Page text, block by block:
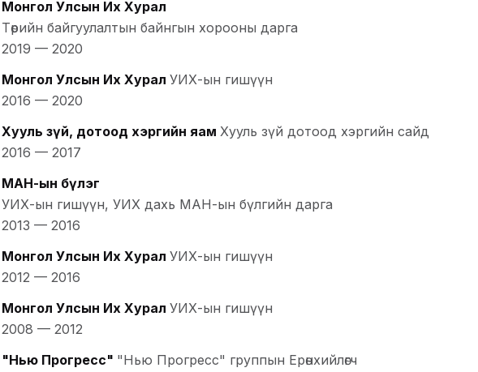
Монгол Улсын Их Хурал
Төрийн байгуулалтын байнгын хорооны дарга
2019 — 2020
Монгол Улсын Их Хурал УИХ-ын гишүүн
2016 — 2020
Хууль зүй, дотоод хэргийн яам Хууль зүй дотоод хэргийн сайд
2016 — 2017
МАН-ын бүлэг
УИХ-ын гишүүн, УИХ дахь МАН-ын бүлгийн дарга
2013 — 2016
Монгол Улсын Их Хурал УИХ-ын гишүүн
2012 — 2016
Монгол Улсын Их Хурал УИХ-ын гишүүн
2008 — 2012
"Нью Прогресс" "Нью Прогресс" группын Ерөнхийлөгч